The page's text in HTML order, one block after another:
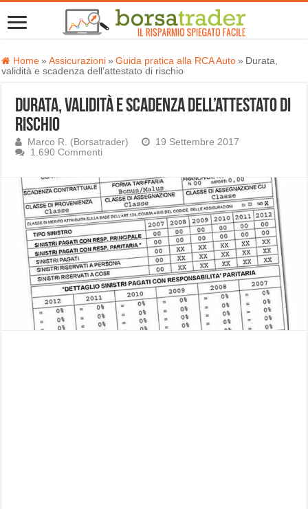
Home » Assicurazioni » Guida pratica alla RCA Auto » Durata,
validità e scadenza dell’attestato di rischio
Durata, validità e scadenza dell’attestato di
rischio
Marco R. (Borsatrader)
19 Settembre 2017
1.690 Commenti